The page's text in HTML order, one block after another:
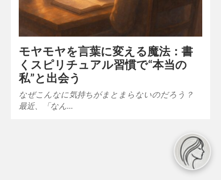
モヤモヤを言葉に変える魔法：書
くスピリチュアル習慣で“本当の
私”と出会う
なぜこんなに気持ちがまとまらないのだろう？
最近、「なん…